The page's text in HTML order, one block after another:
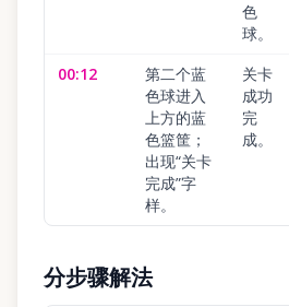
色
球。
00:12
第二个蓝
色球进入
上方的蓝
色篮筐；
出现“关卡
完成”字
样。
关卡
成功
完
成。
分步骤解法